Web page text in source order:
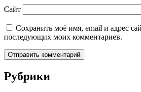
Сайт
Сохранить моё имя, email и адрес
последующих моих комментариев.
Рубрики